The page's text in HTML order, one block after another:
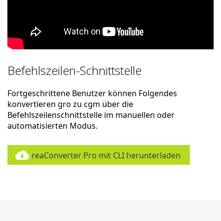
Befehlszeilen-Schnittstelle
Fortgeschrittene Benutzer können Folgendes
konvertieren gro zu cgm über die
Befehlszeilenschnittstelle im manuellen oder
automatisierten Modus.
reaConverter Pro mit CLI herunterladen